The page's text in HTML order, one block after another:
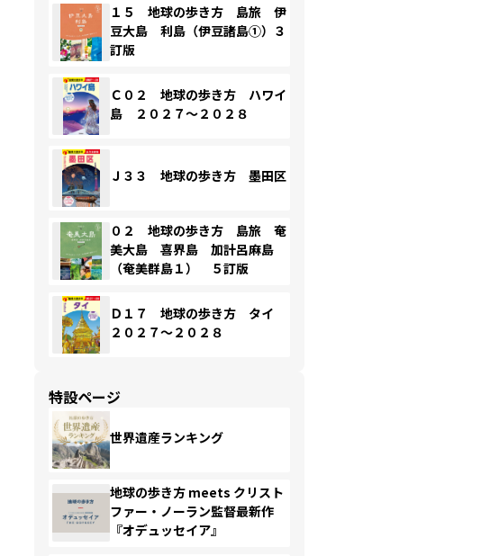
１５ 地球の歩き方 島旅 伊
豆大島 利島（伊豆諸島①）３
訂版
Ｃ０２ 地球の歩き方 ハワイ
島 ２０２７～２０２８
Ｊ３３ 地球の歩き方 墨田区
０２ 地球の歩き方 島旅 奄
美大島 喜界島 加計呂麻島
（奄美群島１） ５訂版
Ｄ１７ 地球の歩き方 タイ
２０２７～２０２８
特設ページ
世界遺産ランキング
地球の歩き方 meets クリスト
ファー・ノーラン監督最新作
『オデュッセイア』